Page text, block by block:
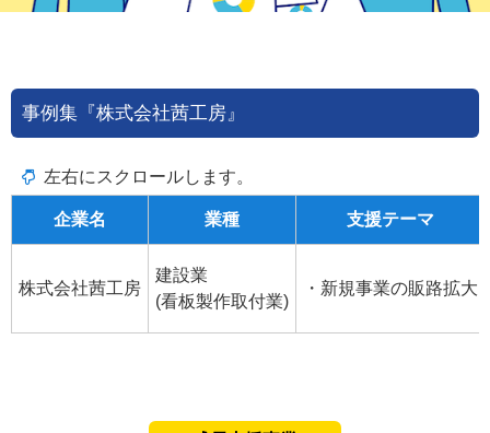
事例集『株式会社茜工房』
企業名 業種 支援テーマ
株式会社茜工房
建設業
(看板製作取付業)
・新規事業の販路拡大